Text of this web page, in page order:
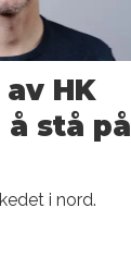
HK
stå på
i nord.